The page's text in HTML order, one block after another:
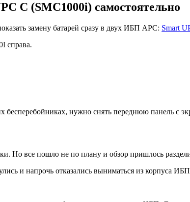
С (SMC1000i) самостоятельно
замену батарей сразу в двух ИБП APC: Smart
справа.
бесперебойниках, нужно снять переднюю панель с
Но все пошло не по плану и обзор пришлось
и напрочь отказались выниматься из корпуса